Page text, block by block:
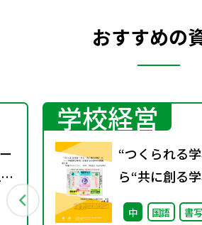
おすすめの
学校経営
“つくられる
ら“共に創る
不確実な時代
中 国語
書写